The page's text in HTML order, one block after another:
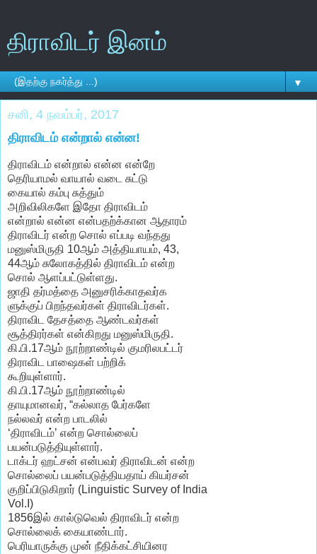
திராவிடர் இனம்
▼
சனி, 4 நவம்பர், 2017
திராவிடம் என்றால் என்ன!
திராவிடம் என்றால் என்ன என்றே
தெரியாமல் வாயால் வடை சுட்டு
கையால் கம்பு சுத்தும்
அறிவிலிகளே இதோ திராவிடம்
என்றால் என்ன என்பதற்க்கான ஆதாரம்
திராவிடர் என்ற சொல் எப்படி வந்தது
மனுஸ்மிருதி 10ஆம் அத்தியாயம், 43,
44ஆம் சுலோகத்தில் திராவிடம் என்ற
சொல் ஆளப்பட்டுள்ளது.
ஜாதி தர்மத்தை அனுசரிக்காதவர்க
ளுக்குப் பிறந்தவர்கள் திராவிடர்கள்.
திராவிட தேசத்தை ஆண்டவர்கள்
சூத்திரர்கள் என்கிறது மனுஸ்மிருதி.
கி.பி.17ஆம் நூற்றாண்டில் குமரிலபட்டர்
திராவிட பாஷைகள் பற்றிக்
கூறியுள்ளார்.
கி.பி.17ஆம் நூற்றாண்டில்
தாயுமானவர், “கல்லாத பேர்களே
நல்லவர் என்ற பாடலில்
‘திராவிடம்’ என்ற சொல்லைப்
பயன்படுத்தியுள்ளார்.
டாக்டர் ஹட்சன் என்பவர் திராவிடன் என்ற
சொல்லைப் பயன்படுத்தியதாய் கியர்சன்
குறிப்பிடுகிறார் (Linguistic Survey of India
Vol.I)
1856இல் கால்டுவெல் திராவிடர் என்ற
சொல்லைக் கையாண்டார்.
பெரியாருக்கு முன் நீதிக்கட்சியினர